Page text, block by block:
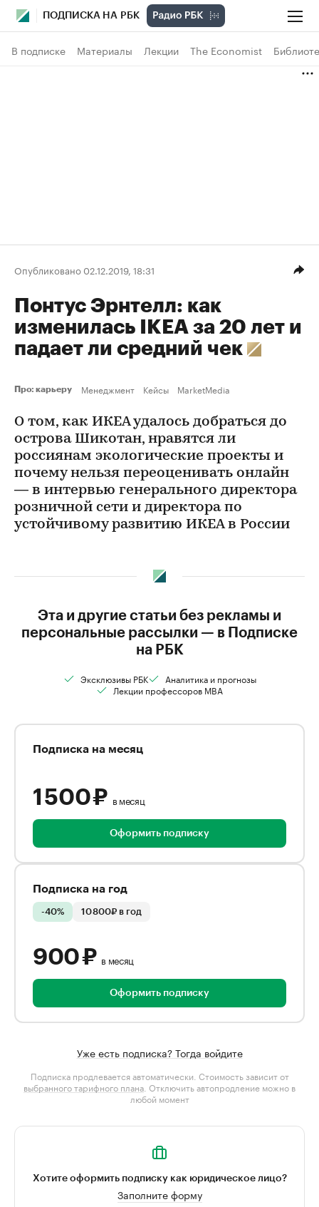
ПОДПИСКА НА РБК
В подписке Материалы Лекции The Economist
Опубликовано 02.12.2019, 18:31
Понтус Эрнтелл: как
изменилась IKEA за 20 лет и
падает ли средний чек
Про: карьеру Менеджмент Кейсы MarketMedia
О том, как ИКЕА удалось добраться до
острова Шикотан, нравятся ли
россиянам экологические проекты и
почему нельзя переоценивать онлайн
— в интервью генерального директора
розничной сети и директора по
устойчивому развитию ИКЕА в России
Эта и другие статьи без рекламы и
персональные рассылки — в Подписке
на РБК
Эксклюзивы РБК
Аналитика и прогнозы
Лекции профессоров MBA
Подписка на месяц
1 500 ₽ в месяц
Оформить подписку
Подписка на год
-40% 10 800₽ в год
900 ₽ в месяц
Оформить подписку
Уже есть подписка? Тогда войдите
Подписка продлевается автоматически. Стоимость зависит от
выбранного тарифного плана . Отключить автопродление можно в
любой момент
Хотите оформить подписку как юридическое лицо?
Заполните форму